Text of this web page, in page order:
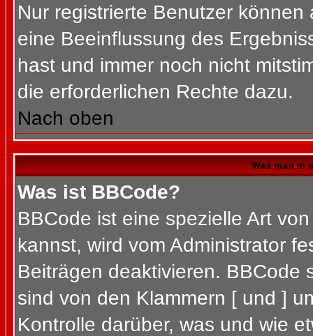
Nur registrierte Benutzer
eine Beeinflussung des
hast und immer noch nicht
die erforderlichen Rechte dazu.
Nach oben
Was man in
Was ist BBCode?
BBCode ist eine spezielle Art
kannst, wird vom Administrator
Beiträgen deaktivieren. BBCode
sind von den Klammern [ und ]
Kontrolle darüber, was und wie